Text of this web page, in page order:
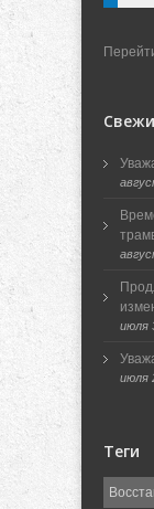
июля
июля
Теги